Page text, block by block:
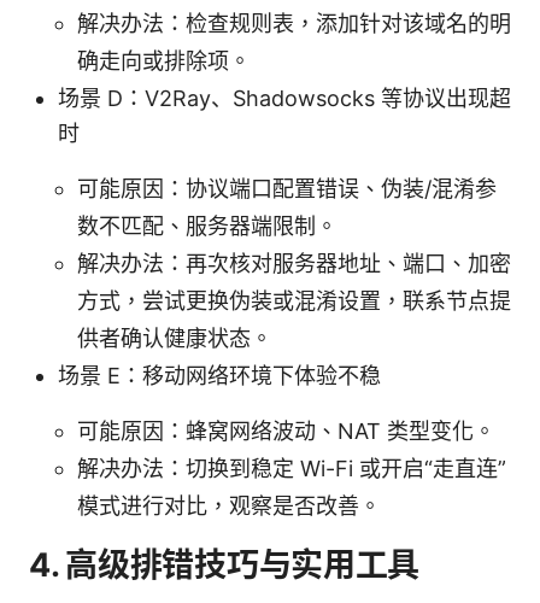
解决办法：检查规则表，添加针对该域名的明
确走向或排除项。
场景 D：V2Ray、Shadowsocks 等协议出现超
时
可能原因：协议端口配置错误、伪装/混淆参
数不匹配、服务器端限制。
解决办法：再次核对服务器地址、端口、加密
方式，尝试更换伪装或混淆设置，联系节点提
供者确认健康状态。
场景 E：移动网络环境下体验不稳
可能原因：蜂窝网络波动、NAT 类型变化。
解决办法：切换到稳定 Wi-Fi 或开启“走直连”
模式进行对比，观察是否改善。
4. 高级排错技巧与实用工具